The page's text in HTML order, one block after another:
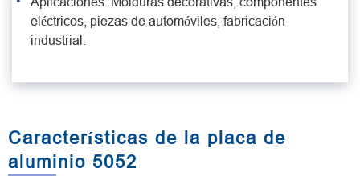
eléctricos, piezas de automóviles, fabricación
industrial.
Características de la placa de
aluminio 5052